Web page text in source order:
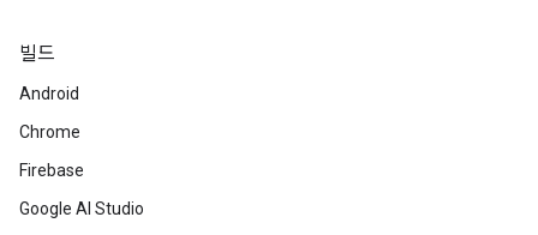
빌드
Android
Chrome
Firebase
Google AI Studio